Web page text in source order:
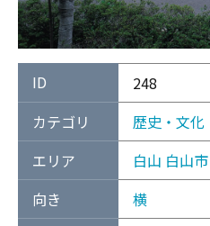
ID
248
カテゴリ
歴史・文化
エリア
白山 白山市
向き
横